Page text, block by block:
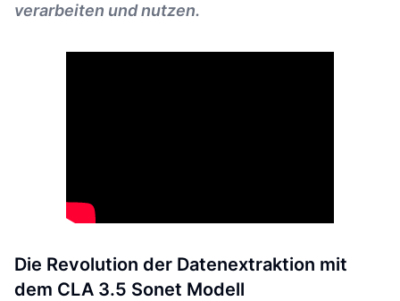
verarbeiten und nutzen.
Die Revolution der Datenextraktion mit
dem CLA 3.5 Sonet Modell